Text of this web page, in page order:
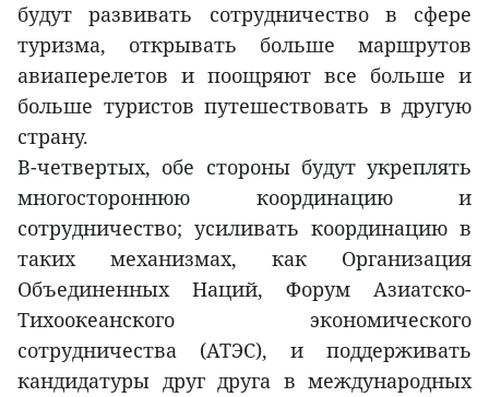
будут развивать сотрудничество в сфере
туризма, открывать больше маршрутов
авиаперелетов и поощряют все больше и
больше туристов путешествовать в другую
страну.
В-четвертых, обе стороны будут укреплять
многостороннюю координацию и
сотрудничество; усиливать координацию в
таких механизмах, как Организация
Объединенных Наций, Форум Азиатско-
Тихоокеанского экономического
сотрудничества (АТЭС), и поддерживать
кандидатуры друг друга в международных